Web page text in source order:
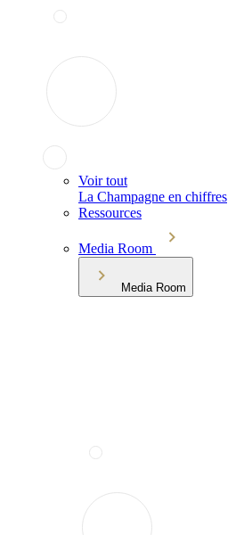
Voir tout
La Champagne en chiffres
Ressources
Media Room
Media Room